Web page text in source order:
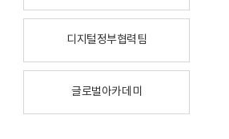
디지털정부협력팀
글로벌아카데미